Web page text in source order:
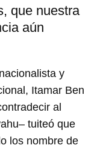
CANCELAR
que nuestra
aún
y
Itamar Ben
al
tuiteó que
los nombre de